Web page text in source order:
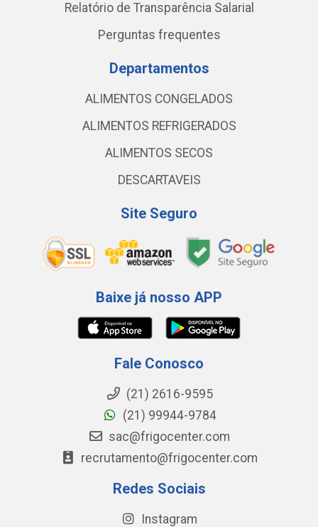
Relatório de Transparência Salarial
Perguntas frequentes
Departamentos
ALIMENTOS CONGELADOS
ALIMENTOS REFRIGERADOS
ALIMENTOS SECOS
DESCARTAVEIS
Site Seguro
Baixe já nosso APP
Fale Conosco
(21) 2616-9595
(21) 99944-9784
sac@frigocenter.com
recrutamento@frigocenter.com
Redes Sociais
Instagram